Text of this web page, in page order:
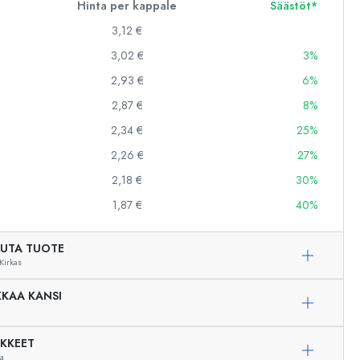
Hinta per kappale
Säästöt*
3,12 €
3,02 €
3%
2,93 €
6%
2,87 €
8%
2,34 €
25%
2,26 €
27%
2,18 €
30%
1,87 € 40%
TUOTE
Kirkas
KANSI